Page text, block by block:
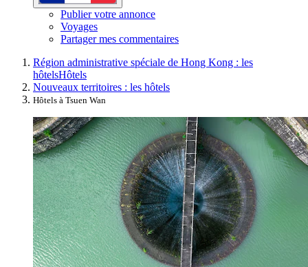
Publier votre annonce
Voyages
Partager mes commentaires
Région administrative spéciale de Hong Kong : les
hôtelsHôtels
Nouveaux territoires : les hôtels
Hôtels à Tsuen Wan